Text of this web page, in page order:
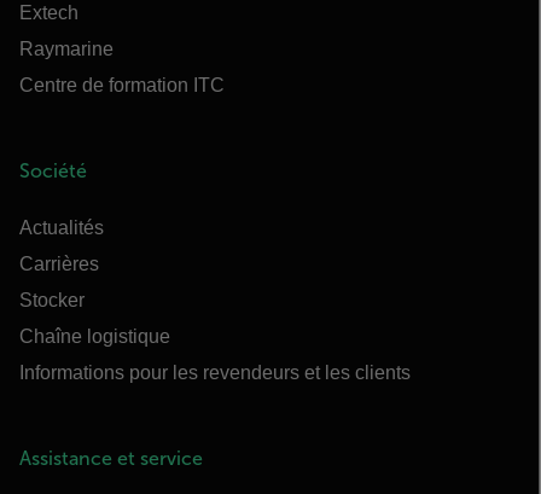
Extech
Raymarine
Centre de formation ITC
Société
Actualités
Carrières
Stocker
Chaîne logistique
Informations pour les revendeurs et les clients
Assistance et service